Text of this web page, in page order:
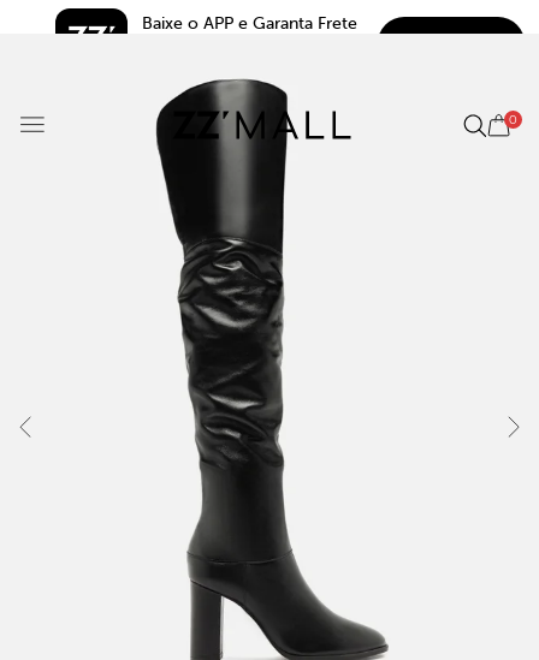
Baixe o APP e Garanta Frete
0